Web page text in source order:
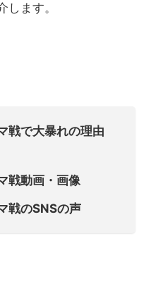
ます。
戦で大暴れの理由
戦動画・画像
戦のSNSの声